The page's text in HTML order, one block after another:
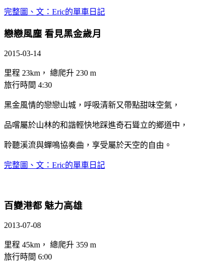
完整圖、文：Eric的單車日記
戀戀風塵 看見黑金歲月
2015-03-14
里程 23km， 總爬升 230 m
旅行時間 4:30
黑金風情的戀戀山城，呼吸清新又帶點甜味空氣，
品嚐屬於山林的和諧輕快地踩進奇石聳立的鄉道中，
聆聽溪流與蟬鳴協奏曲，享受屬於天空的自由。
完整圖、文：Eric的單車日記
百變港都 魅力高雄
2013-07-08
里程 45km， 總爬升 359 m
旅行時間 6:00